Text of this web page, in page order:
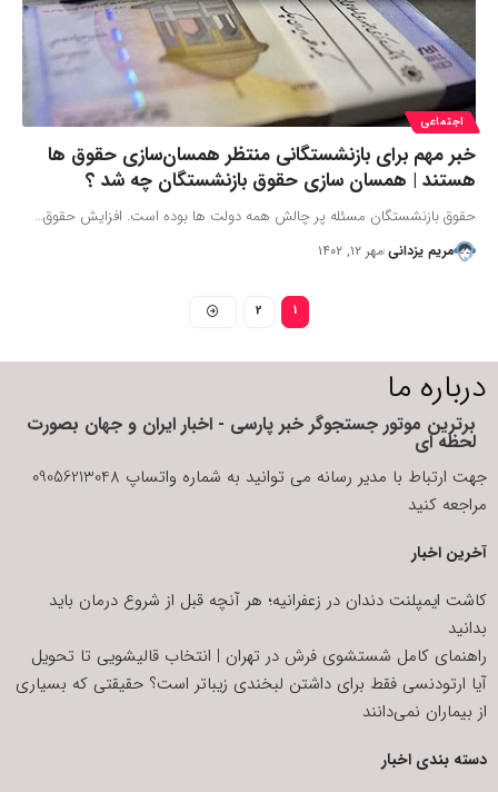
اجتماعی
خبر مهم برای بازنشستگانی منتظر همسان‌سازی حقوق ها
هستند | همسان سازی حقوق بازنشستگان چه شد ؟
حقوق بازنشستگان مسئله پر چالش همه دولت ها بوده است. افزایش حقوق…
مریم یزدانی مهر ۱۲, ۱۴۰۲
1
2
درباره ما
برترین موتور جستجوگر خبر پارسی - اخبار ایران و جهان بصورت
لحظه ای
جهت ارتباط با مدیر رسانه می توانید به شماره واتساپ 09056213048
مراجعه کنید
آخرین اخبار
کاشت ایمپلنت دندان در زعفرانیه؛ هر آنچه قبل از شروع درمان باید
بدانید
راهنمای کامل شستشوی فرش در تهران | انتخاب قالیشویی تا تحویل
آیا ارتودنسی فقط برای داشتن لبخندی زیباتر است؟ حقیقتی که بسیاری
از بیماران نمی‌دانند
دسته بندی اخبار